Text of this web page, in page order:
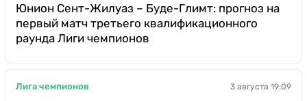
Юнион Сент-Жилуаз – Буде-Глимт: прогноз на
первый матч третьего квалификационного
раунда Лиги чемпионов
Лига чемпионов 3 августа 19:09